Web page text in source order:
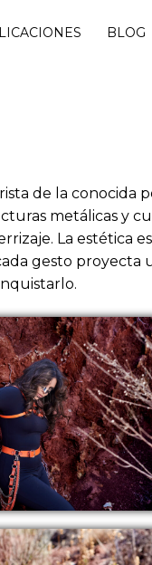
BLOG
de la conocida
metálicas y
La estética
gesto proyecta